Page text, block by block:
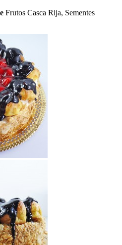
Frutos Casca Rija, Sementes